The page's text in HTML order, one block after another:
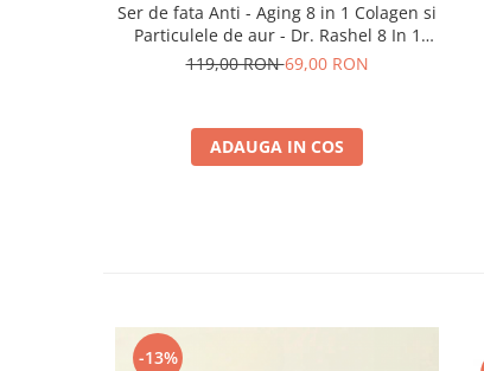
Ser de fata Anti - Aging 8 in 1 Colagen si
Particulele de aur - Dr. Rashel 8 In 1
Gold Collagen Elastin Face Serum Anti
119,00 RON69,00 RON
ADAUGA IN COS
-13%